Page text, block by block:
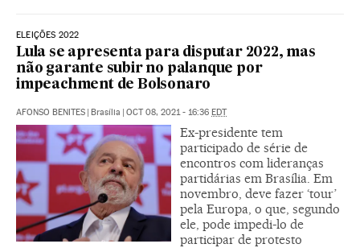
ELEIÇÕES 2022
Lula se apresenta para disputar 2022, mas
não garante subir no palanque por
impeachment de Bolsonaro
AFONSO BENITES | Brasília | OCT 08, 2021 - 16:36 EDT
Ex-presidente tem
participado de série de
encontros com lideranças
partidárias em Brasília. Em
novembro, deve fazer ‘tour’
pela Europa, o que, segundo
ele, pode impedi-lo de
participar de protesto